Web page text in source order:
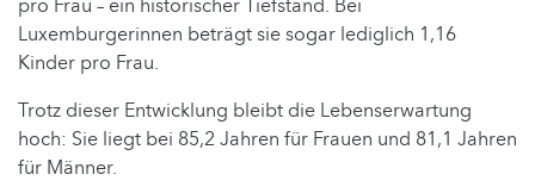
pro Frau – ein historischer Tiefstand. Bei
Luxemburgerinnen beträgt sie sogar lediglich 1,16
Kinder pro Frau.
Trotz dieser Entwicklung bleibt die Lebenserwartung
hoch: Sie liegt bei 85,2 Jahren für Frauen und 81,1 Jahren
für Männer.